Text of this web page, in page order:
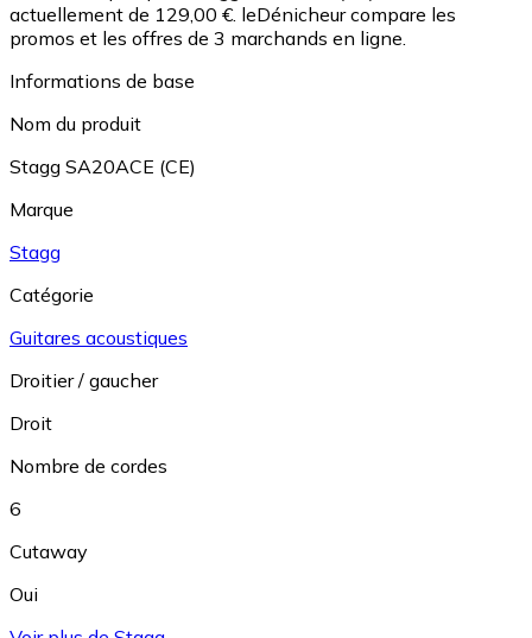
actuellement de 129,00 €. leDénicheur compare les
promos et les offres de 3 marchands en ligne.
Informations de base
Nom du produit
Stagg SA20ACE (CE)
Marque
Stagg
Catégorie
Guitares acoustiques
Droitier / gaucher
Droit
Nombre de cordes
6
Cutaway
Oui